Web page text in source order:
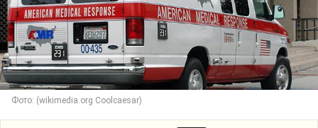
Фото: (wikimedia.org Coolcaesar)